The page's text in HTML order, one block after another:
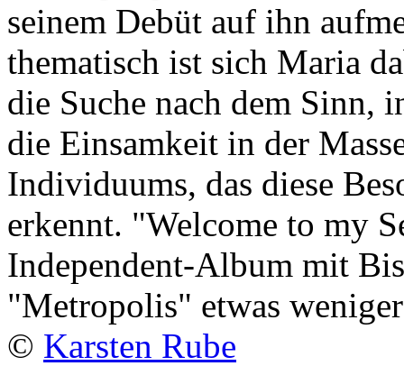
seinem Debüt auf ihn
thematisch ist sich Maria
die Suche nach dem Sinn,
die Einsamkeit in der
Individuums, das diese
erkennt. "Welcome to my
Independent-Album mit
"Metropolis" etwas
© Karsten Rube